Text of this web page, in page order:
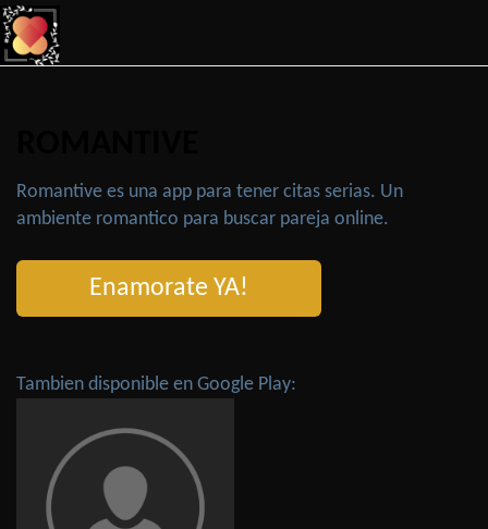
Romantive es una app para tener citas serias. Un
ambiente romantico para buscar pareja online.
Enamorate YA!
Tambien disponible en Google Play: